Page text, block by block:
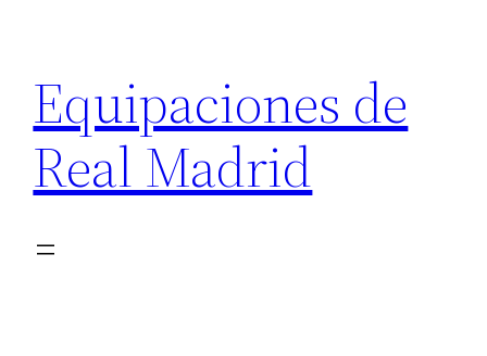
contenido
Equipaciones de
Real Madrid